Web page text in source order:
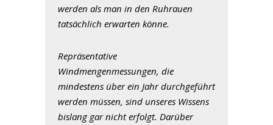
werden als man in den Ruhrauen
tatsächlich erwarten könne.
Repräsentative
Windmengenmessungen, die
mindestens über ein Jahr durchgeführt
werden müssen, sind unseres Wissens
bislang gar nicht erfolgt. Darüber